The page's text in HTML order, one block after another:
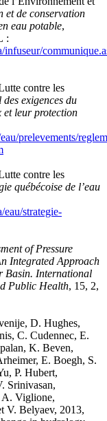
et de conservation
eau potable,
:
contre les
des exigences du
et leur protection
prelevements/
contre les
québécoise de l’eau
strategie-
of Pressure
Integrated Approach
Basin. International
Public Health, 15, 2,
D. Hughes,
C. Cudennec, E.
K. Beven,
E. Boegh, S.
P. Hubert,
Srinivasan,
A. Viglione,
V. Belyaev, 2013,